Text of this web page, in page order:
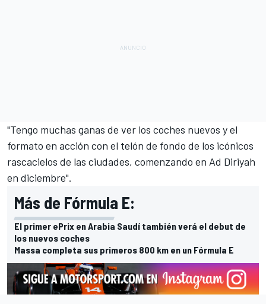
"Tengo muchas ganas de ver los coches nuevos y el
formato en acción con el telón de fondo de los icónicos
rascacielos de las ciudades, comenzando en Ad Diriyah
en diciembre".
Más de Fórmula E:
El primer ePrix en Arabia Saudí también verá el debut de
los nuevos coches
Massa completa sus primeros 800 km en un Fórmula E